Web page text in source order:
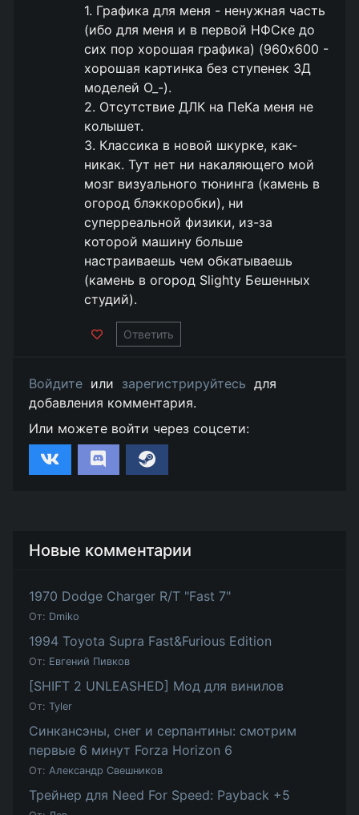
1. Графика для меня - ненужная часть
(ибо для меня и в первой НФСке до
сих пор хорошая графика) (960х600 -
хорошая картинка без ступенек 3Д
моделей О_-).
2. Отсутствие ДЛК на ПеКа меня не
колышет.
3. Классика в новой шкурке, как-
никак. Тут нет ни накаляющего мой
мозг визуального тюнинга (камень в
огород блэккоробки), ни
суперреальной физики, из-за
которой машину больше
настраиваешь чем обкатываешь
(камень в огород Slighty Бешенных
студий).
Ответить
Войдите или зарегистрируйтесь для
добавления комментария.
Или можете войти через соцсети:
Новые комментарии
1970 Dodge Charger R/T "Fast 7"
От: Dmiko
1994 Toyota Supra Fast&Furious Edition
От: Евгений Пивков
[SHIFT 2 UNLEASHED] Мод для винилов
От: Tyler
Синкансэны, снег и серпантины: смотрим
первые 6 минут Forza Horizon 6
От: Александр Свешников
Трейнер для Need For Speed: Payback +5